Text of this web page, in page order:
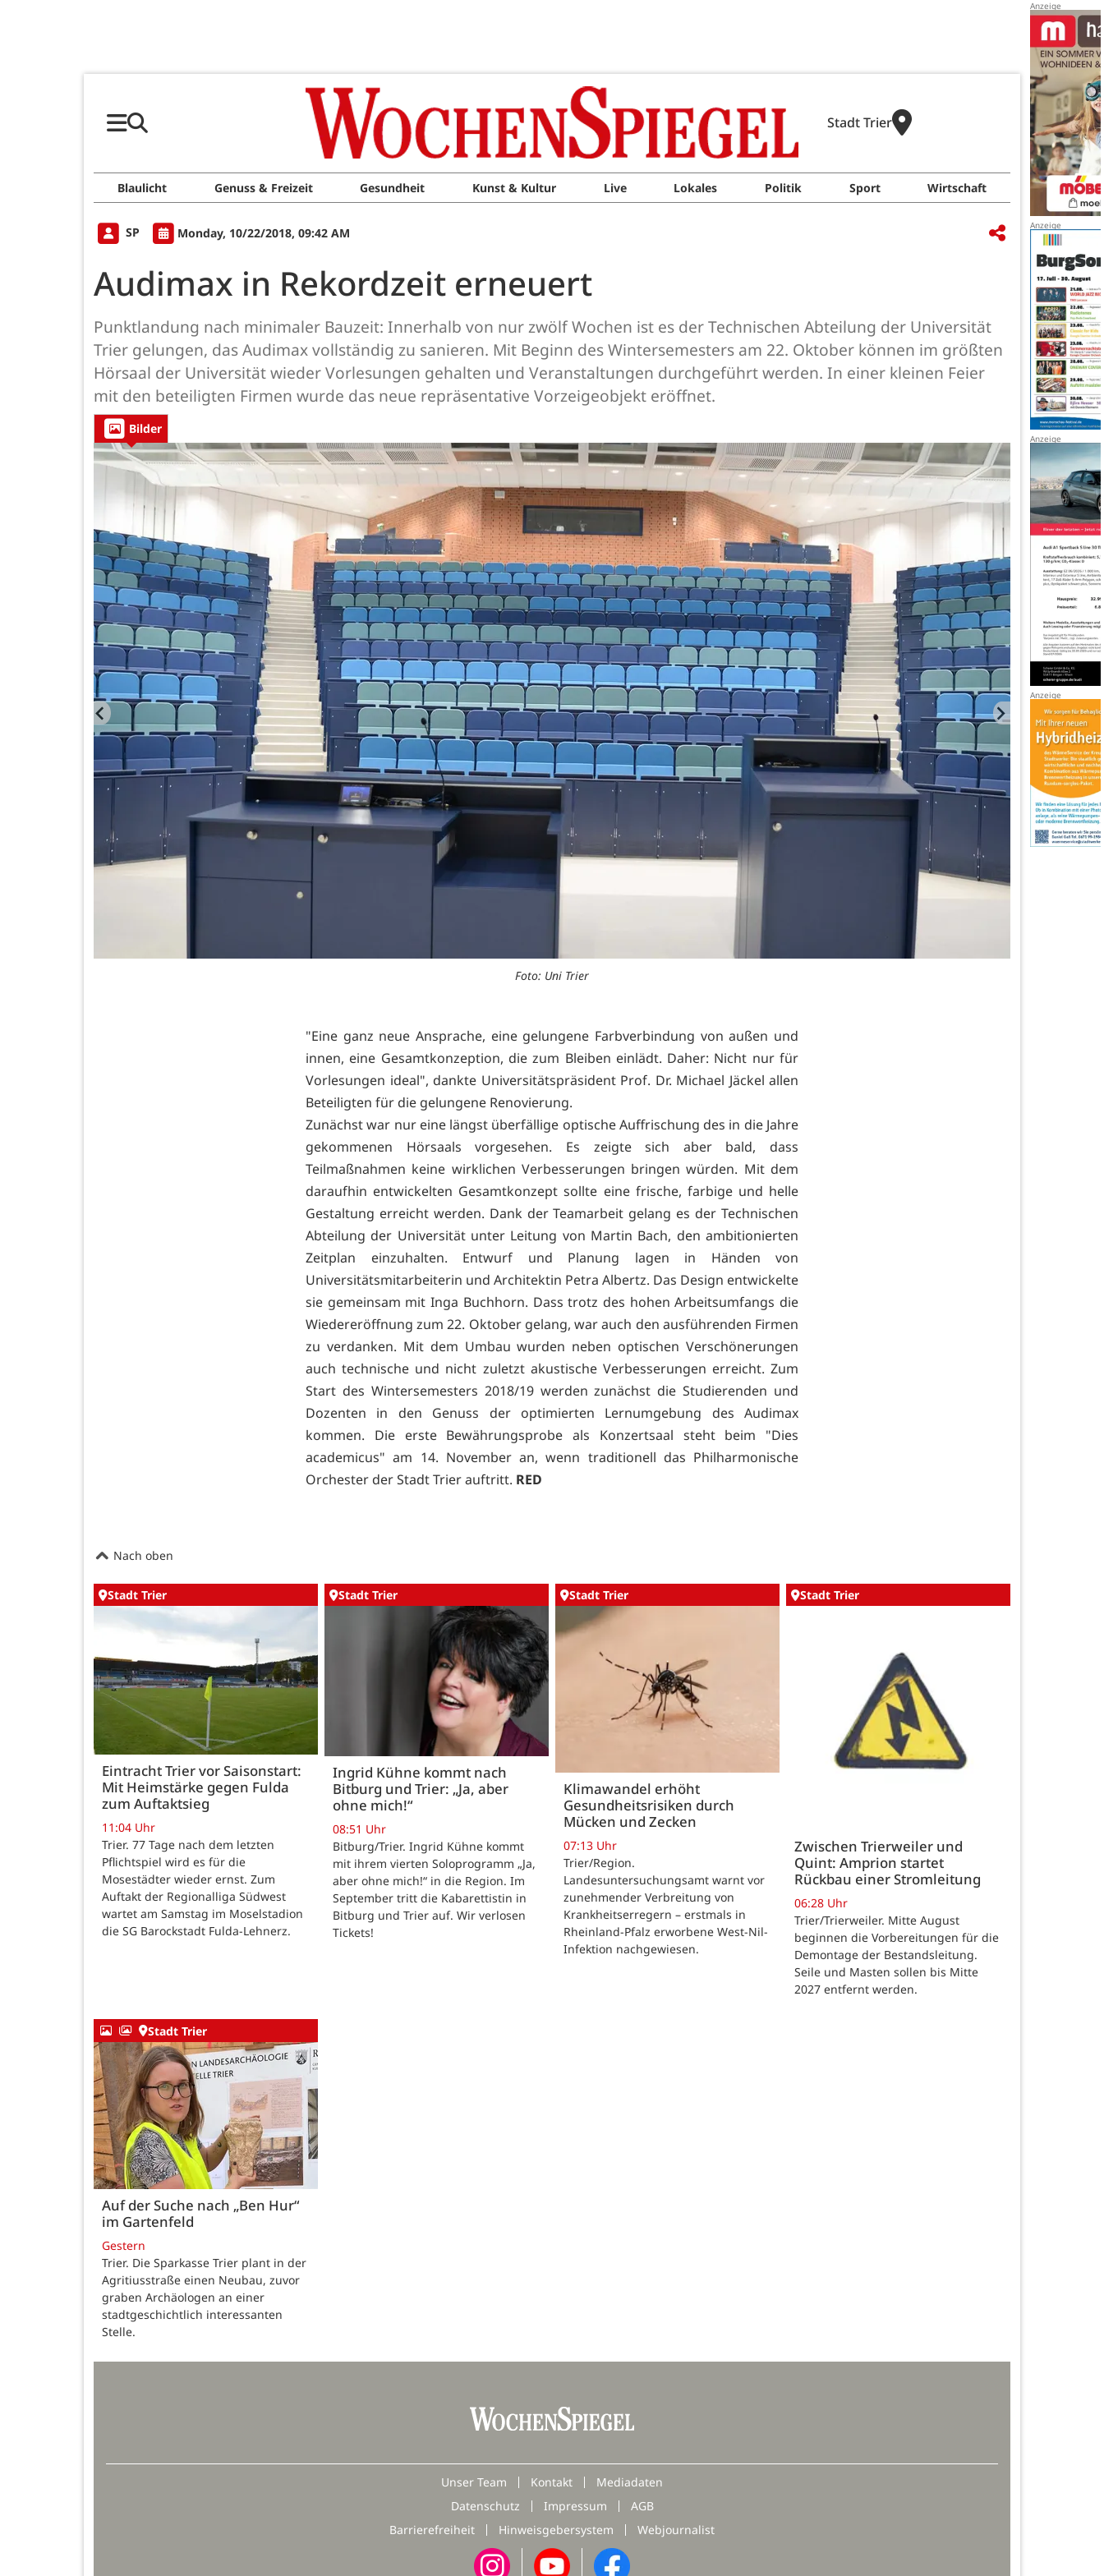
Stadt Trier
Blaulicht Genuss & Freizeit Gesundheit Kunst & Kultur Live Lokales Politik Sport Wirtschaft
SP Monday, 10/22/2018, 09:42 AM
Audimax in Rekordzeit erneuert
Punktlandung nach minimaler Bauzeit: Innerhalb von nur zwölf Wochen ist es der Technischen Abteilung der Universität
Trier gelungen, das Audimax vollständig zu sanieren. Mit Beginn des Wintersemesters am 22. Oktober können im größten
Hörsaal der Universität wieder Vorlesungen gehalten und Veranstaltungen durchgeführt werden. In einer kleinen Feier
mit den beteiligten Firmen wurde das neue repräsentative Vorzeigeobjekt eröffnet.
Bilder
Foto: Uni Trier
"Eine ganz neue Ansprache, eine gelungene Farbverbindung von außen und
innen, eine Gesamtkonzeption, die zum Bleiben einlädt. Daher: Nicht nur für
Vorlesungen ideal", dankte Universitätspräsident Prof. Dr. Michael Jäckel allen
Beteiligten für die gelungene Renovierung.
Zunächst war nur eine längst überfällige optische Auffrischung des in die Jahre
gekommenen Hörsaals vorgesehen. Es zeigte sich aber bald, dass
Teilmaßnahmen keine wirklichen Verbesserungen bringen würden. Mit dem
daraufhin entwickelten Gesamtkonzept sollte eine frische, farbige und helle
Gestaltung erreicht werden. Dank der Teamarbeit gelang es der Technischen
Abteilung der Universität unter Leitung von Martin Bach, den ambitionierten
Zeitplan einzuhalten. Entwurf und Planung lagen in Händen von
Universitätsmitarbeiterin und Architektin Petra Albertz. Das Design entwickelte
sie gemeinsam mit Inga Buchhorn. Dass trotz des hohen Arbeitsumfangs die
Wiedereröffnung zum 22. Oktober gelang, war auch den ausführenden Firmen
zu verdanken. Mit dem Umbau wurden neben optischen Verschönerungen
auch technische und nicht zuletzt akustische Verbesserungen erreicht. Zum
Start des Wintersemesters 2018/19 werden zunächst die Studierenden und
Dozenten in den Genuss der optimierten Lernumgebung des Audimax
kommen. Die erste Bewährungsprobe als Konzertsaal steht beim "Dies
academicus" am 14. November an, wenn traditionell das Philharmonische
Orchester der Stadt Trier auftritt. RED
Nach oben
Stadt Trier
Eintracht Trier vor Saisonstart:
Mit Heimstärke gegen Fulda
zum Auftaktsieg
11:04 Uhr
Trier. 77 Tage nach dem letzten
Pflichtspiel wird es für die
Mosestädter wieder ernst. Zum
Auftakt der Regionalliga Südwest
wartet am Samstag im Moselstadion
die SG Barockstadt Fulda-Lehnerz.
Stadt Trier
Ingrid Kühne kommt nach
Bitburg und Trier: „Ja, aber
ohne mich!“
08:51 Uhr
Bitburg/Trier. Ingrid Kühne kommt
mit ihrem vierten Soloprogramm „Ja,
aber ohne mich!“ in die Region. Im
September tritt die Kabarettistin in
Bitburg und Trier auf. Wir verlosen
Tickets!
Stadt Trier
Klimawandel erhöht
Gesundheitsrisiken durch
Mücken und Zecken
07:13 Uhr
Trier/Region.
Landesuntersuchungsamt warnt vor
zunehmender Verbreitung von
Krankheitserregern – erstmals in
Rheinland-Pfalz erworbene West-Nil-
Infektion nachgewiesen.
Stadt Trier
Zwischen Trierweiler und
Quint: Amprion startet
Rückbau einer Stromleitung
06:28 Uhr
Trier/Trierweiler. Mitte August
beginnen die Vorbereitungen für die
Demontage der Bestandsleitung.
Seile und Masten sollen bis Mitte
2027 entfernt werden.
Stadt Trier
Auf der Suche nach „Ben Hur“
im Gartenfeld
Gestern
Trier. Die Sparkasse Trier plant in der
Agritiusstraße einen Neubau, zuvor
graben Archäologen an einer
stadtgeschichtlich interessanten
Stelle.
Unser Team Kontakt
Mediadaten
Datenschutz
Impressum
AGB
Barrierefreiheit
Hinweisgebersystem Webjournalist